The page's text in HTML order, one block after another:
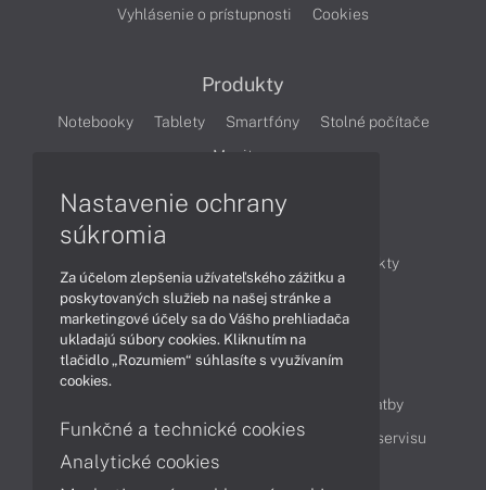
Vyhlásenie o prístupnosti
Cookies
Produkty
Notebooky Tablety Smartfóny
Stolné počítače
Monitory
Produkty
Technológie
Videá
Obsah
Možnosti doručenia a platby
Podpora a servis
Servisné služby Cenník servisu
Nastavenie ochrany
súkromia
Za účelom zlepšenia užívateľského zážitku a
poskytovaných služieb na našej stránke a
marketingové účely sa do Vášho prehliadača
ukladajú súbory cookies. Kliknutím na
tlačidlo „Rozumiem“ súhlasíte s využívaním
cookies.
Funkčné a technické cookies
Analytické cookies